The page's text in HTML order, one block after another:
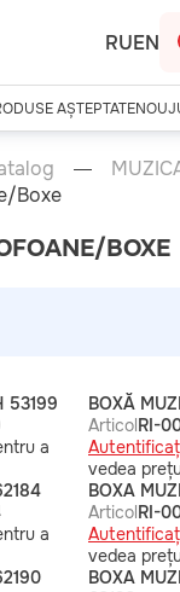
RUEN
AȘTEPTATENOU
Boxe
BOXE
53199
a
BOXĂ
ArticolRI-
vedea
a
BOXA
ArticolRI-
vedea
BOXA